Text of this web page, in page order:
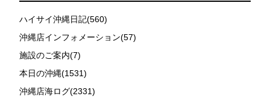
ハイサイ沖縄日記(560)
沖縄店インフォメーション(57)
施設のご案内(7)
本日の沖縄(1531)
沖縄店海ログ(2331)